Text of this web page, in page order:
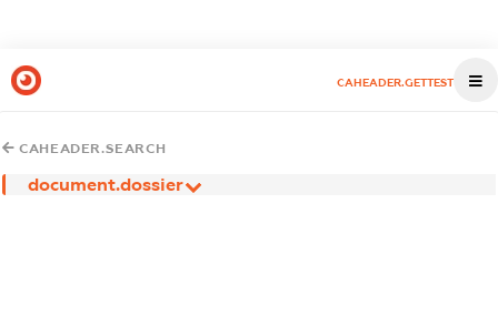
CAHEADER.GETTEST
CAHEADER.SEARCH
document.dossier